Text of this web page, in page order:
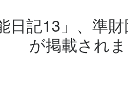
日記13」、準
が掲載され